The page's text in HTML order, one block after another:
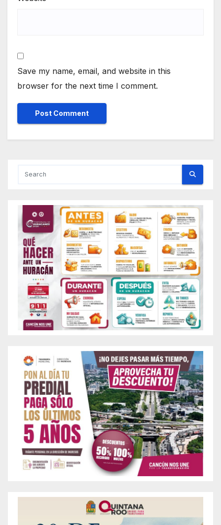
Save my name, email, and website in this
browser for the next time I comment.